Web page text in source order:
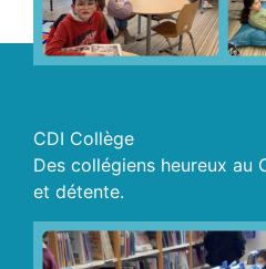
CDI Collège
Des collégiens heureux au
et détente.